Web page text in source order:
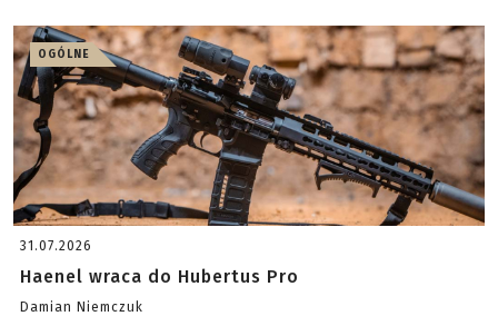
OGÓLNE
31.07.2026
Haenel wraca do Hubertus Pro
Damian Niemczuk